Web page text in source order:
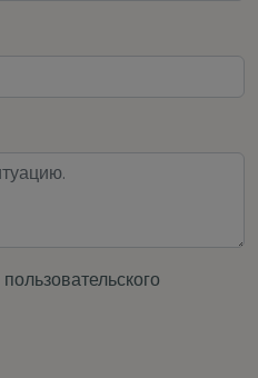
пользовательского